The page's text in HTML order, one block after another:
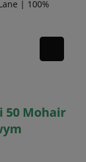
| 100%
50 Mohair